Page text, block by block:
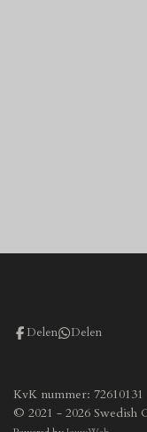
Delen Delen
KvK nummer:
© 2021 - 2026 Swedish